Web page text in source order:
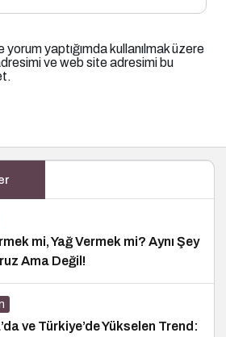
yaptığımda kullanılmak üzere
ve web site adresimi bu
mi, Yağ Vermek mi? Aynı Şey
Ama Değil!
ve Türkiye’de Yükselen Trend: